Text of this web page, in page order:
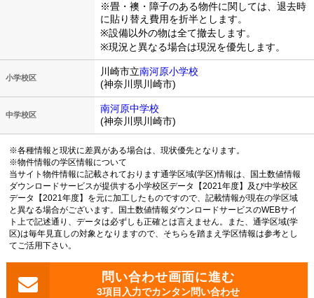
※畳・襖・障子のある物件に関しては、退去時
に貼り替え費用を折半とします。
※設備以外の物は全て撤去します。
※現況と異なる場合は現況を優先します。
小学校区
川崎市立南河原小学校
(神奈川県川崎市)
中学校区
南河原中学校
(神奈川県川崎市)
※各種情報と現状に差異がある場合は、現状優先となります。
※物件情報の学区情報について
当サイト物件情報に記載されております通学区域(学区)情報は、国土数値情報
ダウンロードサービスが提供する小学校区データ【2021年度】及び中学校区
データ【2021年度】を元に加工したものですので、記載情報が現在の学区域
と異なる場合がございます。国土数値情報ダウンロードサービスのWEBサイ
ト上で記述通り、データは必ずしも正確とは言えません。また、通学区域(学
区)は毎年見直しの対象となりますので、そちらを踏まえ学区情報は参考とし
てご活用下さい。
3項目入力でカンタン問い合わせ